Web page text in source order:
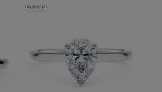
бестселър